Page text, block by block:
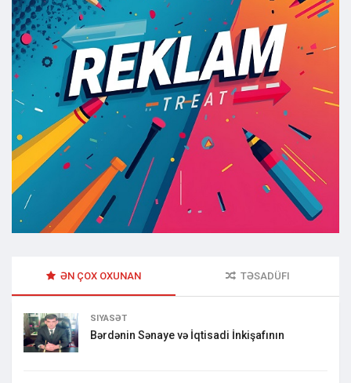
ƏN ÇOX OXUNAN TƏSADÜFI
SIYASƏT
Bərdənin Sənaye və İqtisadi İnkişafının